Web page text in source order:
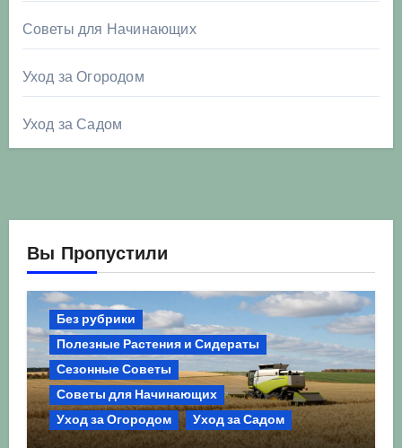
Советы для Начинающих
Уход за Огородом
Уход за Садом
Вы Пропустили
Без рубрики
Полезные Растения и Сидераты
Сезонные Советы
Советы для Начинающих
Уход за Огородом
Уход за Садом